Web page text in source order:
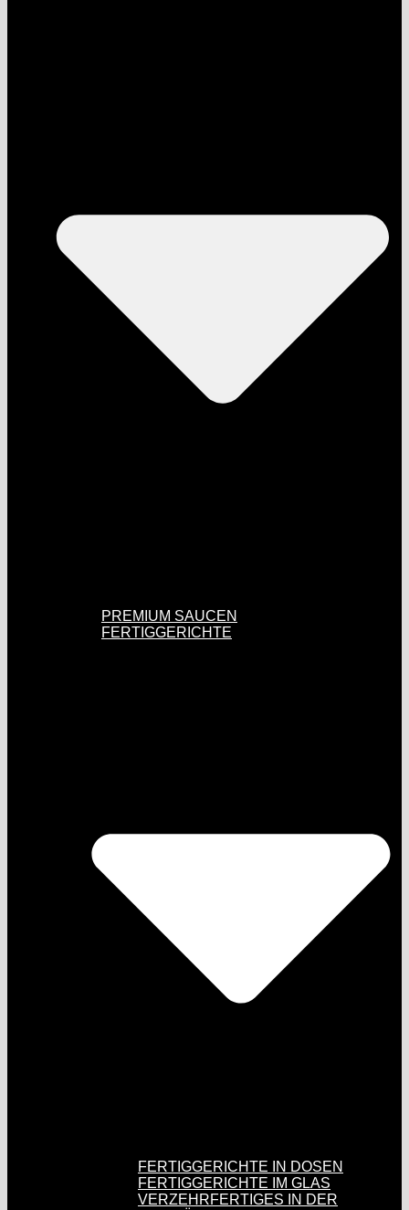
PREMIUM SAUCEN
FERTIGGERICHTE
FERTIGGERICHTE IN DOSEN
FERTIGGERICHTE IM GLAS
VERZEHRFERTIGES IN DER